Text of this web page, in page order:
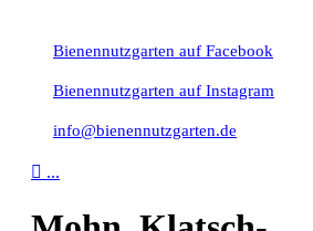
Bienennutzgarten auf Facebook
Bienennutzgarten auf Instagram
info@bienennutzgarten.de
 ...